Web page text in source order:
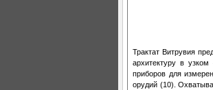
Трактат Витрувия
архитектуру в узком
приборов для
орудий (10).